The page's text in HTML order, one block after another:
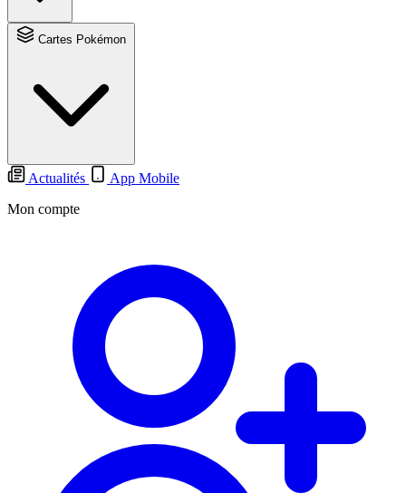
Actualités
App Mobile
Mon compte